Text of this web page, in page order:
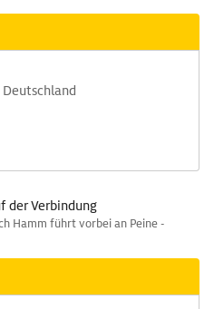
der Verbindung
Hamm führt vorbei an Peine -